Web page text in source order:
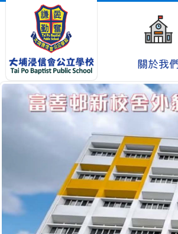
關於我們